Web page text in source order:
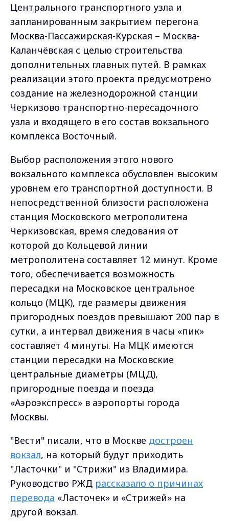
Центрального транспортного узла и
запланированным закрытием перегона
Москва-Пассажирская-Курская – Москва-
Каланчёвская с целью строительства
дополнительных главных путей. В рамках
реализации этого проекта предусмотрено
создание на железнодорожной станции
Черкизово транспортно-пересадочного
узла и входящего в его состав вокзального
комплекса Восточный.
Выбор расположения этого нового
вокзального комплекса обусловлен высоким
уровнем его транспортной доступности. В
непосредственной близости расположена
станция Московского метрополитена
Черкизовская, время следования от
которой до Кольцевой линии
метрополитена составляет 12 минут. Кроме
того, обеспечивается возможность
пересадки на Московское центральное
кольцо (МЦК), где размеры движения
пригородных поездов превышают 200 пар в
сутки, а интервал движения в часы «пик»
составляет 4 минуты. На МЦК имеются
станции пересадки на Московские
центральные диаметры (МЦД),
пригородные поезда и поезда
«Аэроэкспресс» в аэропорты города
Москвы.
"Вести" писали, что в Москве достроен
вокзал, на который будут приходить
"Ласточки" и "Стрижи" из Владимира.
Руководство РЖД рассказало о причинах
перевода «Ласточек» и «Стрижей» на
другой вокзал.